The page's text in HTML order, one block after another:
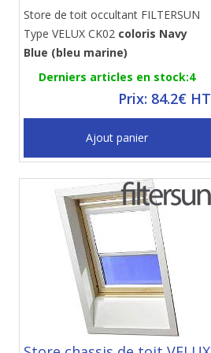
Store de toit occultant FILTERSUN
Type VELUX CK02 coloris Navy
Blue (bleu marine)
Derniers articles en stock:4
Prix: 84.2€ HT
Ajout panier